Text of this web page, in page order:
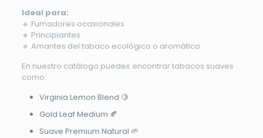
Ideal para:
🔹 Fumadores ocasionales
🔹 Principiantes
🔹 Amantes del tabaco ecológico o aromático
En nuestro catálogo puedes encontrar tabacos suaves
como:
Virginia Lemon Blend 🍋
Gold Leaf Medium 🍂
Suave Premium Natural 🌱